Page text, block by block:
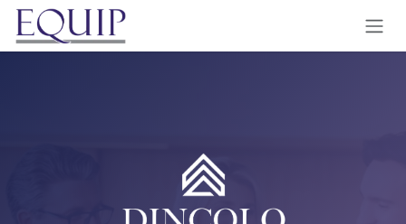
Sari la conținut